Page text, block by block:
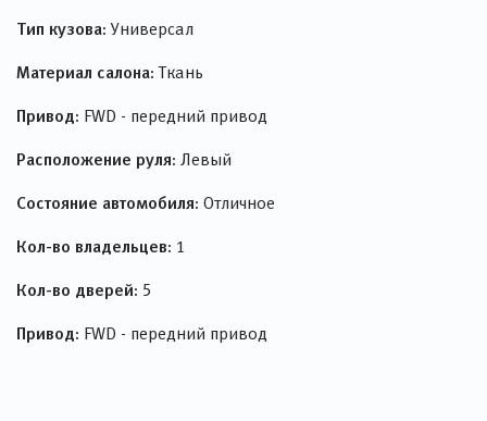
Тип кузова: Универсал
Материал салона: Ткань
Привод: FWD - передний привод
Расположение руля: Левый
Состояние автомобиля: Отличное
Кол-во владельцев: 1
Кол-во дверей: 5
Привод: FWD - передний привод